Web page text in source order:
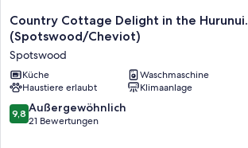
Country
Cottage
Delight
in
the
Hurunui.
(Spotswood/Cheviot)
Spotswood
Country Cottage Delight in the Hurunui.
(Spotswood/Cheviot)
Spotswood
Küche
Waschmaschine
Haustiere erlaubt
Klimaanlage
9.8
von
9,8 Außergewöhnlich
21 Bewertungen